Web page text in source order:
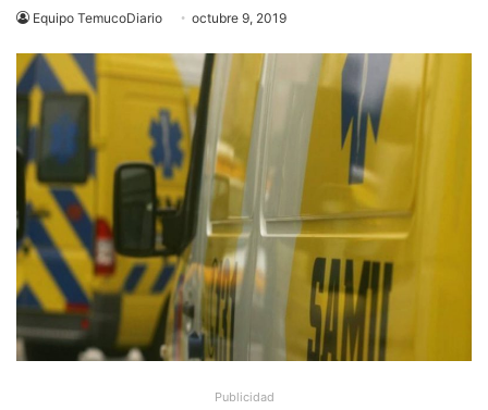
Equipo TemucoDiario octubre 9, 2019
Publicidad